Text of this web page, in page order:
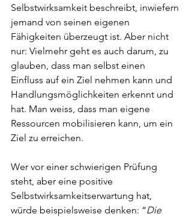
Selbstwirksamkeit beschreibt, inwiefern
jemand von seinen eigenen
Fähigkeiten überzeugt ist. Aber nicht
nur: Vielmehr geht es auch darum, zu
glauben, dass man selbst einen
Einfluss auf ein Ziel nehmen kann und
Handlungsmöglichkeiten erkennt und
hat. Man weiss, dass man eigene
Ressourcen mobilisieren kann, um ein
Ziel zu erreichen.
Wer vor einer schwierigen Prüfung
steht, aber eine positive
Selbstwirksamkeitserwartung hat,
würde beispielsweise denken: “Die